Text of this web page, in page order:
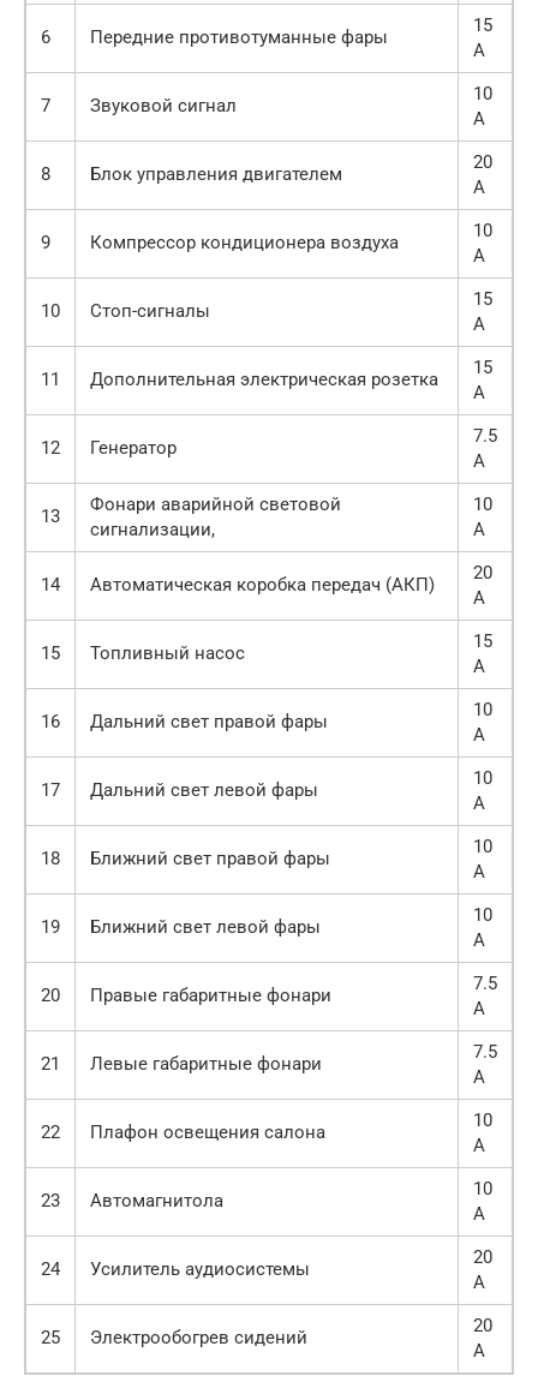
6 Передние противотуманные фары
15
А
7 Звуковой сигнал
10
А
8 Блок управления двигателем
20
А
9 Компрессор кондиционера воздуха
10
А
10 Стоп-сигналы
15
А
11 Дополнительная электрическая розетка
15
А
12 Генератор
7.5
А
13
Фонари аварийной световой
сигнализации,
10
А
14 Автоматическая коробка передач (АКП)
20
А
15 Топливный насос
15
А
16 Дальний свет правой фары
10
А
17 Дальний свет левой фары
10
А
18 Ближний свет правой фары
10
А
19 Ближний свет левой фары
10
А
20 Правые габаритные фонари
7.5
А
21 Левые габаритные фонари
7.5
А
22 Плафон освещения салона
10
А
23 Автомагнитола
10
А
24 Усилитель аудиосистемы
20
А
25 Электрообогрев сидений
20
А